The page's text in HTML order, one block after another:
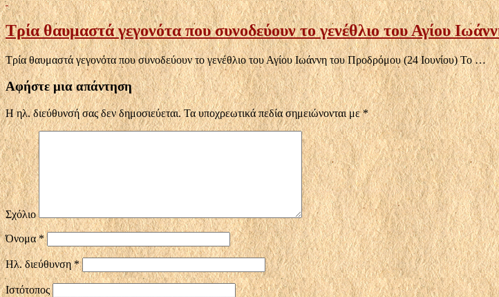
Τρία θαυμαστά γεγονότα που συνοδεύουν το γενέθλιο του Αγίου
Τρία θαυμαστά γεγονότα που συνοδεύουν το γενέθλιο του Αγίου Ιωάννη του Προδρόμου (24 Ιουνίου) Το …
Αφήστε μια απάντηση
Η ηλ. διεύθυνσή σας δεν δημοσιεύεται.Τα υποχρεωτικά πεδία σημειώνονται με*
Σχόλιο
Όνομα*
Ηλ. διεύθυνση*
Ιστότοπος